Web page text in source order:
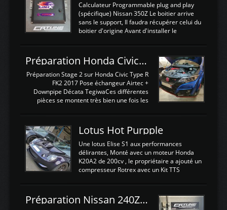
Calculateur Programmable plug and play
(spécifique) Nissan 350Z Le boitier arrive
sans le support, Il faudra récupérer celui du
boitier d'origine Avant d'installer le
d'envoyer l'information de la large bande
dans le boitier. sydney sweeney deepfake
La sortie 0-5V de l'afr sera connectée sur
l'entrée AN Volt 8 et GndAN pour
Analogique, et Volt car l'information est une
tension (Pas une résistance variable d'un
est temps de brancher le ...
Préparation Honda Civic Type R FK2
Préparation Stage 2 sur Honda Civic Type R
FK2 2017 Pose échangeur Airtec +
Downpipe Décata TegiwaCes différentes
pièces se montent très bien une fois les
légere découpe du plastique inferieur,
negénant en rien la structure ou le
fonctionnement du fond plat. Une
reprogrammation Stage 2 est faite sur le
calculateur d'origine. Une alternative
économique au passage sur Hondata
d'origine 310cv et 400Nn , Une fois
reprogrammé et les ...
Lotus Hot Purpple
Une lotus Elise S1 aux performances
délirantes, Monté avec un moteur Honda
K20A2 de 200cv , le propriétaire a ajouté un
compresseur Rotrex avec un Kit TTS
d'augmenter la puissance de son moteur:
un watercooler a été ajouté. 300Cv sans
Préparation Nissan 240Z SR20DET